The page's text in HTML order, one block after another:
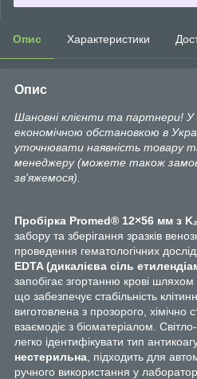
Опис Характеристики
Опис
Шановні клієнти та партнери! У
економічною обстановкою в
уточнювати наявність товару
менеджеру (можете також
зв'яжемося).
Пробірка Promed® 12×56 мм з
забору та зберігання зразків
проведення гематологічних
EDTA (дикалієва сіль
запобігає згортанню крові шляхом
що забезпечує стабільність
виготовлена з прозорого, хімічно
взаємодіє з біоматеріалом.
легко ідентифікувати тип
нестерильна , підходить для
ручного використання у